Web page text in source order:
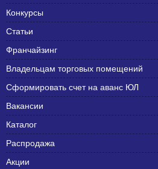
Конкурсы
Статьи
Франчайзинг
Владельцам торговых помещений
Сформировать счет на аванс ЮЛ
Вакансии
Каталог
Распродажа
Акции